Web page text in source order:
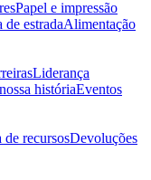
Papel e impressão
de estradaAlimentação
Liderança
históriaEventos
recursosDevoluções